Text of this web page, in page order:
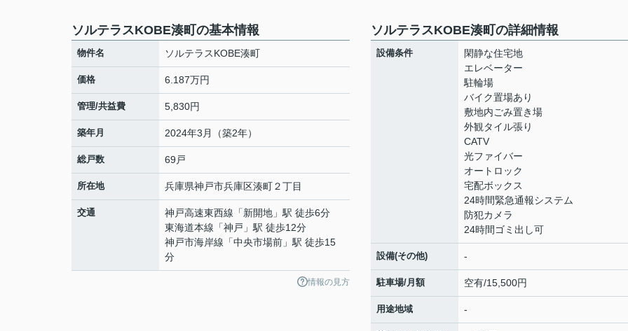
ソルテラスKOBE湊町の基本情報
物件名 ソルテラスKOBE湊町
価格 6.187万円
管理/共益費 5,830円
築年月 2024年3月（築2年）
総戸数 69戸
所在地 兵庫県神戸市兵庫区湊町２丁目
交通 神戸高速東西線 「新開地 」駅 徒歩6分
東海道本線 「神戸 」駅 徒歩12分
神戸市海岸線 「中央市場前 」駅 徒歩15
分
情報の見方
ソルテラスKOBE湊町の詳細情報
設備条件
閑静な住宅地
エレベーター
駐輪場
バイク置場あり
敷地内ごみ置き場
外観タイル張り
CATV
光ファイバー
オートロック
宅配ボックス
24時間緊急通報システム
防犯カメラ
24時間ゴミ出し可
設備(その他) -
駐車場/月額 空有/15,500円
用途地域 -